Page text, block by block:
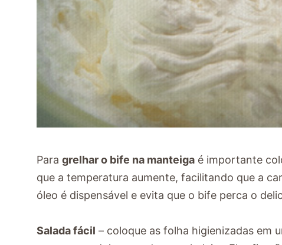
Para grelhar o bife na manteiga é importante
que a temperatura aumente, facilitando que a
óleo é dispensável e evita que o bife perca o
Salada fácil – coloque as folha higienizadas em